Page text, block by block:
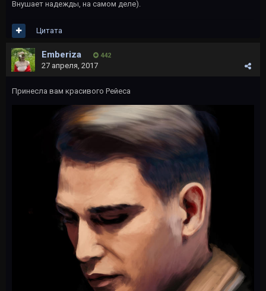
Внушает надежды, на самом деле).
Цитата
Emberiza 442
27 апреля, 2017
Принесла вам красивого Рейеса